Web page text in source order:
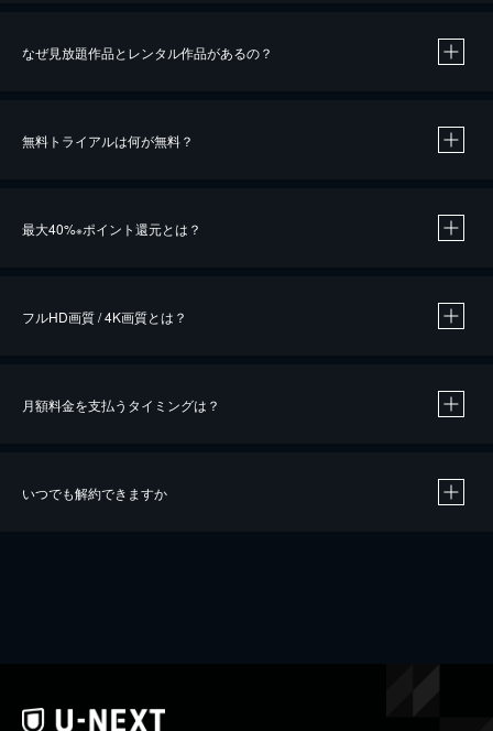
なぜ見放題作品とレンタル作品があるの？
無料トライアルは何が無料？
最大40%※ポイント還元とは？
※40％ポイント還元の対象は、クレジットカード決済による作品の購入 / レンタルです。
フルHD画質 / 4K画質とは？
月額料金を支払うタイミングは？
いつでも解約できますか